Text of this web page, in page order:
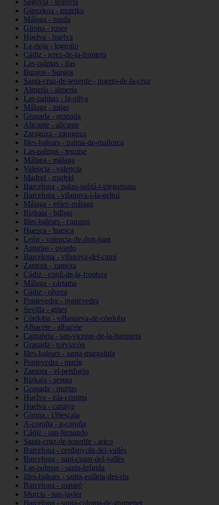
Segovia - segovia
Gipuzkoa - mutriku
Málaga - ronda
Girona - roses
Huelva - huelva
La-rioja - logroño
Cádiz - jerez-de-la-frontera
Las-palmas - tías
Burgos - burgos
Santa-cruz-de-tenerife - puerto-de-la-cruz
Almería - almería
Las-palmas - la-oliva
Málaga - mijas
Granada - granada
Alicante - alicante
Zaragoza - zaragoza
Illes-balears - palma-de-mallorca
Las-palmas - teguise
Málaga - málaga
Valencia - valencia
Madrid - madrid
Barcelona - palau-solità-i-plegamans
Barcelona - vilanova-i-la-geltrú
Málaga - vélez-málaga
Bizkaia - bilbao
Illes-balears - campos
Huesca - huesca
León - valencia-de-don-juan
Asturias - oviedo
Barcelona - vilanova-del-camí
Zamora - zamora
Cádiz - conil-de-la-frontera
Málaga - cártama
Cádiz - olvera
Pontevedra - pontevedra
Sevilla - gines
Córdoba - villanueva-de-córdoba
Albacete - albacete
Cantabria - san-vicente-de-la-barquera
Granada - torvizcón
Illes-balears - santa-margalida
Pontevedra - marín
Zamora - el-perdigón
Bizkaia - sestao
Granada - murtas
Huelva - isla-cristina
Huelva - cartaya
Girona - l39escala
A-coruña - a-coruña
Cádiz - san-fernando
Santa-cruz-de-tenerife - arico
Barcelona - cerdanyola-del-vallès
Barcelona - sant-cugat-del-vallès
Las-palmas - santa-brígida
Illes-balears - santa-eulària-des-riu
Barcelona - mataró
Murcia - san-javier
Barcelona - santa-coloma-de-gramenet